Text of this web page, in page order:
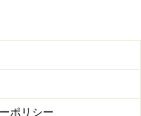
と日本のソニ
ィションを経て
ポリシー